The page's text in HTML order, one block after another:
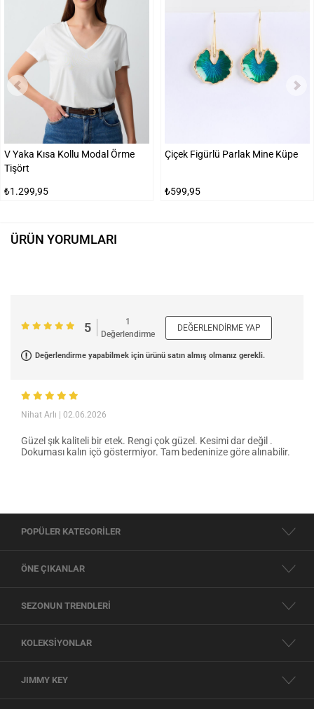
V Yaka Kısa Kollu Modal Örme
Tişört
₺1.299,95
Çiçek Figürlü Parlak Mine Küpe
₺599,95
ÜRÜN YORUMLARI
5
1
Değerlendirme
DEĞERLENDIRME YAP
Değerlendirme yapabilmek için ürünü satın almış olmanız gerekli.
Nihat Arlı | 02.06.2026
Güzel şık kaliteli bir etek. Rengi çok güzel. Kesimi dar değil .
Dokuması kalın içö göstermiyor. Tam bedeninize göre alınabilir.
POPÜLER KATEGORİLER
ÖNE ÇIKANLAR
SEZONUN TRENDLERİ
KOLEKSİYONLAR
JIMMY KEY